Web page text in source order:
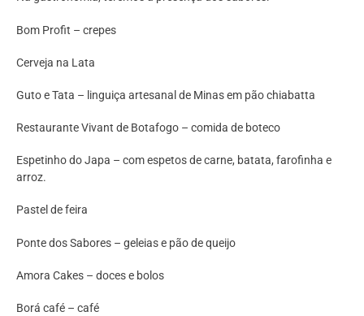
Bom Profit – crepes
Cerveja na Lata
Guto e Tata – linguiça artesanal de Minas em pão chiabatta
Restaurante Vivant de Botafogo – comida de boteco
Espetinho do Japa – com espetos de carne, batata, farofinha e
arroz.
Pastel de feira
Ponte dos Sabores – geleias e pão de queijo
Amora Cakes – doces e bolos
Borá café – café